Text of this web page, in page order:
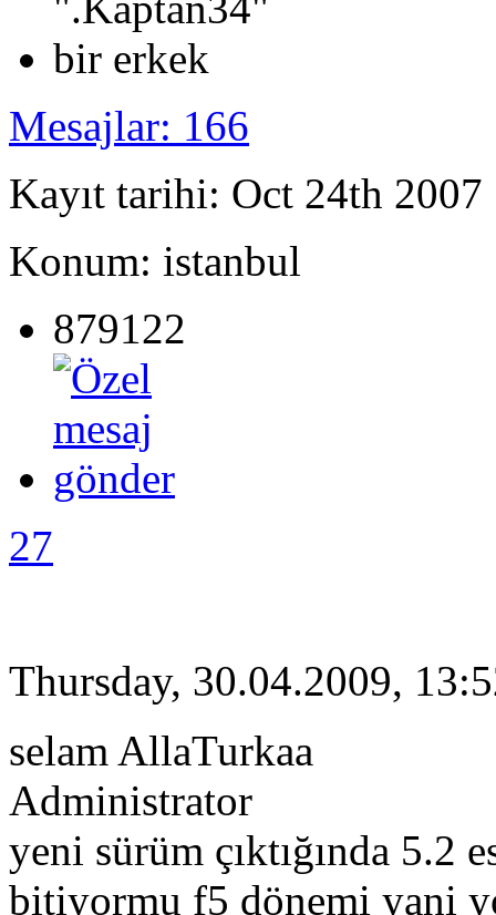
Mesajlar: 166
Kayıt tarihi: Oct 24th 2007
Konum: istanbul
879122
27
Thursday, 30.04.2009,
selam AllaTurkaa
Administrator
yeni sürüm çıktığında 5.2
bitiyormu f5 dönemi yani